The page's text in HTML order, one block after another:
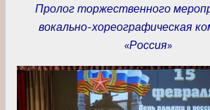
Пролог торжественного
вокально-хореографическая
«Россия»